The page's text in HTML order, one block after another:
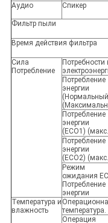
Аудио
Спикер
Фильтр пыли
Время действия фильтра
Сила
Потребление
Потребности
Потребление
энергии
Потребление
энергии
(ECO1)
Потребление
энергии
(ECO2)
Режим
ожидания
Потребление
энергии
Температура и
влажность
температура.
Операция